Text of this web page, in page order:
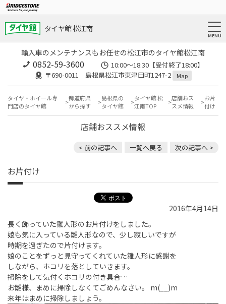
タイヤ館 松江南
輸入車のメンテナンスもお任せの松江市のタイヤ館松江南
0852-59-3600
10:00～18:30【受付終了18:00】
〒690-0011 島根県松江市東津田町1247-2
Map
タイヤ・ホイール専
門店のタイヤ館
都道府県
から探す
島根県の
タイヤ館
タイヤ館 松
江南TOP
店舗おス
スメ情報
お片
付け
店舗おススメ情報
< 前の記事へ 一覧へ戻る 次の記事へ >
お片付け
2016年4月14日
長く飾っていた雛人形のお片付けをしました。
娘も気に入っている雛人形なので、少し寂しいですが
時期を過ぎたので片付けます。
娘のことをずっと見守ってくれていた雛人形に感謝を
しながら、ホコリを落としていきます。
掃除をして気付くホコリの付き具合…
お雛様、まめに掃除しなくてごめんなさい。 m(__)m
来年はまめに掃除しましょう。